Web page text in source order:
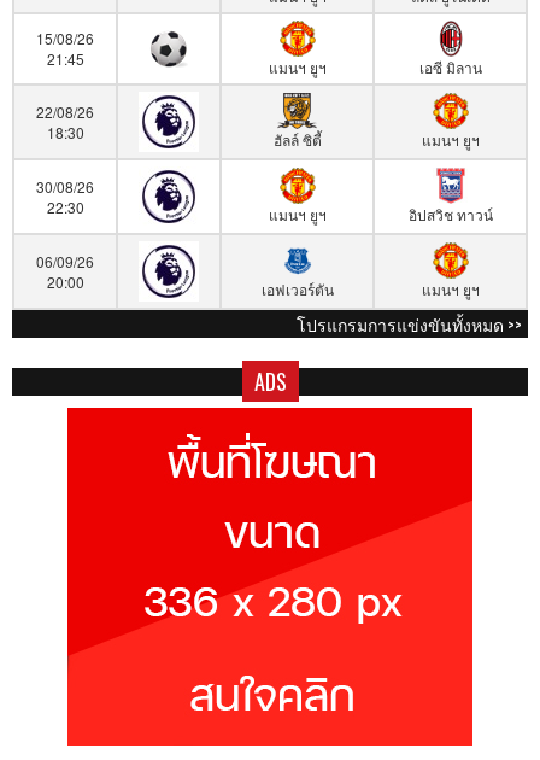
15/08/26
21:45
แมนฯ ยูฯ เอซี มิลาน
22/08/26
18:30
ฮัลล์ ซิตี้ แมนฯ ยูฯ
30/08/26
22:30
แมนฯ ยูฯ อิปสวิช ทาวน์
06/09/26
20:00
เอฟเวอร์ตัน แมนฯ ยูฯ
โปรแกรมการแข่งขันทั้งหมด >>
ADS